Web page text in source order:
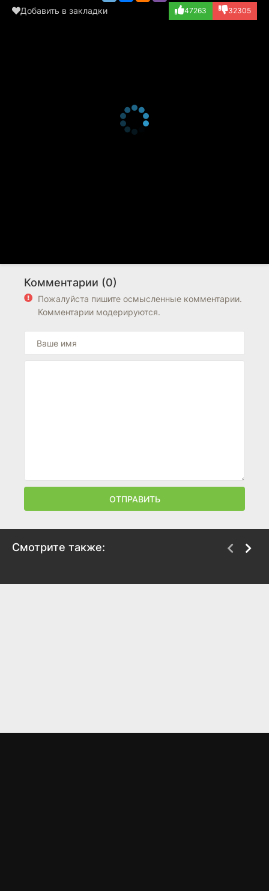
Добавить в закладки 47263 32305
Комментарии (0)
Пожалуйста пишите осмысленные комментарии.
Комментарии модерируются.
ОТПРАВИТЬ
Смотрите также: